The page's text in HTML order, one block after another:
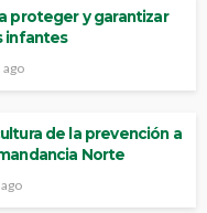
proteger y garantizar
infantes
ago
de la prevención a
Norte